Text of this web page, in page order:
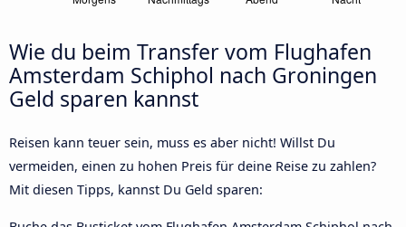
Wie du beim Transfer vom Flughafen
Amsterdam Schiphol nach Groningen
Geld sparen kannst
Reisen kann teuer sein, muss es aber nicht! Willst Du
vermeiden, einen zu hohen Preis für deine Reise zu zahlen?
Mit diesen Tipps, kannst Du Geld sparen: